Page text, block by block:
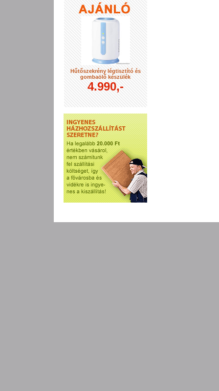
Hűtőszekrény légtisztító és
gombaölő készülék
4.990,-